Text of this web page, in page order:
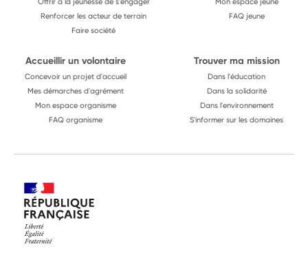
Renforcer les acteur de terrain
Faire société
FAQ jeune
Accueillir un volontaire
Concevoir un projet d'accueil
Mes démarches d'agrément
Mon espace organisme
FAQ organisme
Trouver ma mission
Dans l'éducation
Dans la solidarité
Dans l'environnement
S'informer sur les domaines